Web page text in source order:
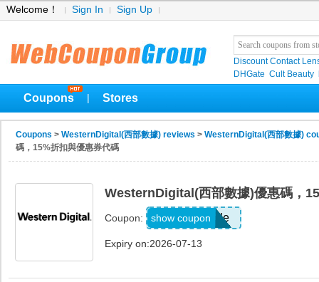
Welcome！ Sign In Sign Up
Discount Contact
DHGate Cult Beauty
Coupons Stores
Coupons > WesternDigital(西部數據) reviews > WesternDigital(西部數據)
碼，15%折扣與優惠券代碼
WesternDigital(西部數據)優惠碼，
Coupon: Show Code
show coupon
Expiry on:2026-07-13